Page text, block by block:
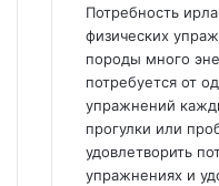
Потребность
физических
породы много
потребуется от
упражнений
прогулки или
удовлетворить
упражнениях и